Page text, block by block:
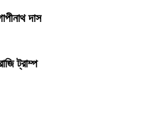
দাস
ট্রাম্প